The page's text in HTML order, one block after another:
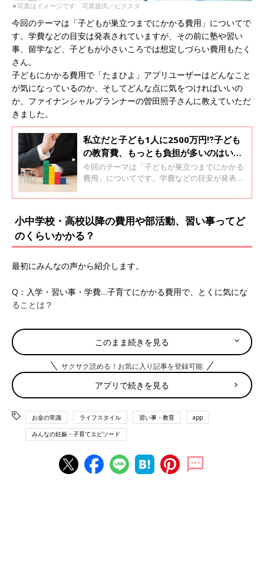
⚫︎写真はイメージです 写真提供／ピクスタ
今回のテーマは「子どもが巣立つまでにかかる費用」についてで
す。学費などの目安は発表されていますが、その前に塾や習い
事、留学など、子どもが小さいころでは想定しづらい費用もたく
さん。
子どもにかかる費用で「たまひよ」アプリユーザーはどんなこと
が気になっているのか、そしてどんな点に気をつければいいの
か、ファイナンシャルプランナーの曽田照子さんに教えていただ
きました。
私立だと子ども1人に2500万円⁉子ども
の教育費、もっとも負担が多いのはい
つ？貯め時と貯め方をFPが解説
今回のテーマは「子どもが巣立つまでにかかる
費用」についてです。学費などの目安が発表さ
大学は学部によって差が大きいのも現実。そこ
巣立つまでにかかる費用」への悩みを聞くとと
もに、3人の娘を育てるファイナンシャルプラ
ンナーの曽田照子さんにアドバイスいただきま
小中学校・高校以降の費用や部活動、習い事ってど
のくらいかかる？
最初にみんなの声から紹介します。
Q：入学・習い事・学費…子育てにかかる費用で、とくに気にな
ることは？
「4歳児の習い事の費用は1カ月にどのくらいかけていいのか？」
（ぽんし）
「日用品や大きくなった時の塾や習い事代が気になる」（いおり
んママ）
「小学校以降の金額が気になる。入学費用や習い事もいくつやら
せるか、金額を見て考えるつもり…」（ゆき）
物価も違うと思うので…。とくに中学以降の金額が気になりま
す」（むぎ）
このまま続きを見る
サクサク読める！お気に入り記事を登録可能
アプリで続きを見る
お金の常識 ライフスタイル 習い事・教育 app
みんなの妊娠・子育てエピソード